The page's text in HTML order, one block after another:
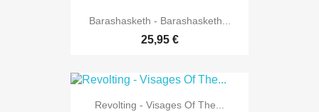
Barashasketh - Barashasketh...
25,95 €
Revolting - Visages Of The...